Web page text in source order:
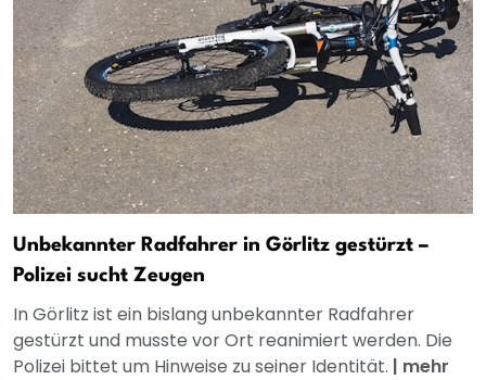
Unbekannter Radfahrer in Görlitz gestürzt –
Polizei sucht Zeugen
In Görlitz ist ein bislang unbekannter Radfahrer
gestürzt und musste vor Ort reanimiert werden. Die
Polizei bittet um Hinweise zu seiner Identität. | mehr